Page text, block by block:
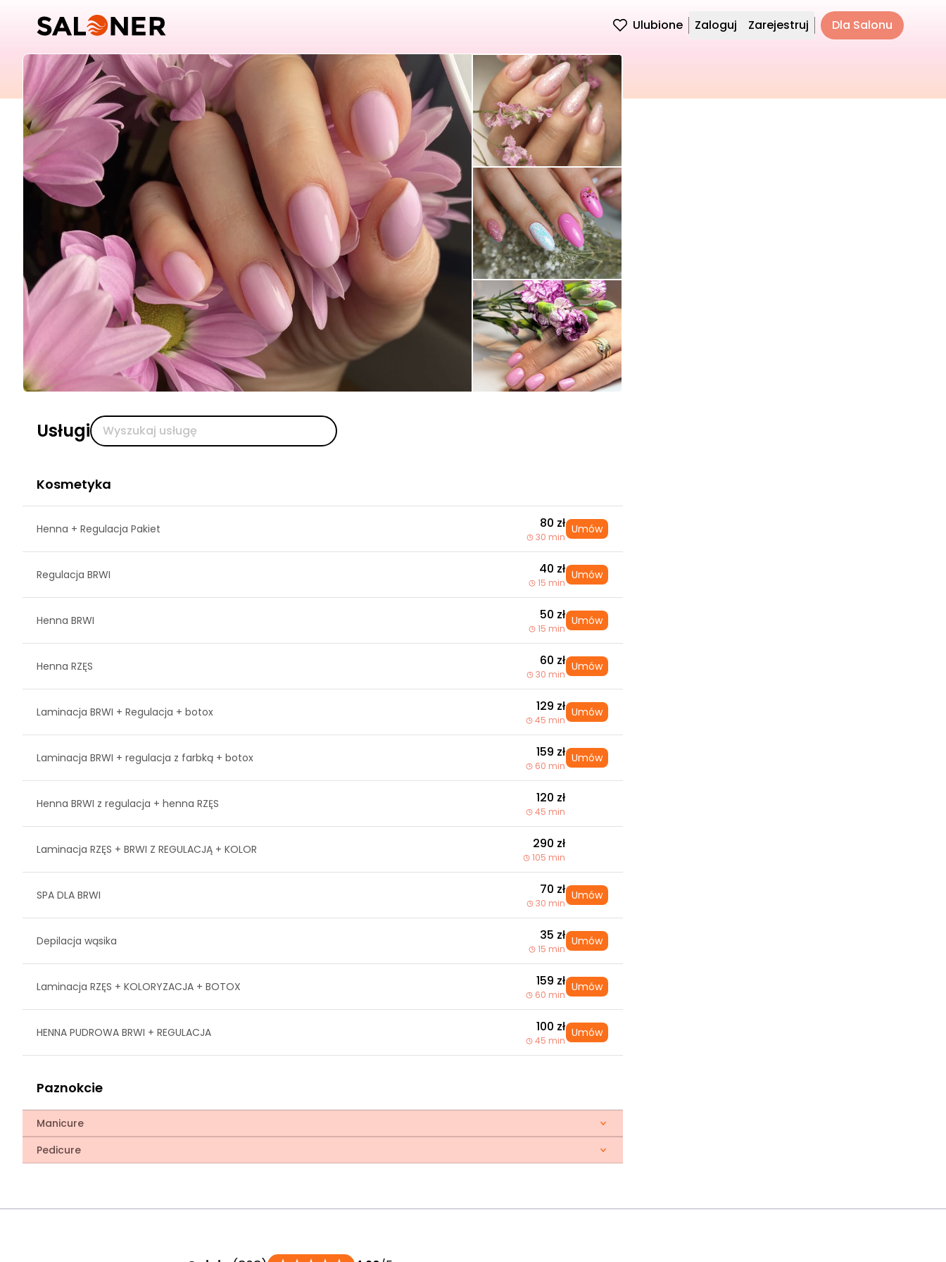
Ulubione Zaloguj Zarejestruj Dla Salonu
Usługi
Kosmetyka
Henna + Regulacja Pakiet 80 zł
30 min
Umów
Regulacja BRWI 40 zł
15 min
Umów
Henna BRWI 50 zł
15 min
Umów
Henna RZĘS 60 zł
30 min
Umów
Laminacja BRWI + Regulacja + botox 129 zł
45 min
Umów
Laminacja BRWI + regulacja z farbką + botox 159 zł
60 min
Umów
Henna BRWI z regulacja + henna RZĘS 120 zł
45 min
Laminacja RZĘS + BRWI Z REGULACJĄ + KOLOR 290 zł
105 min
SPA DLA BRWI 70 zł
30 min
Umów
Depilacja wąsika 35 zł
15 min
Umów
Laminacja RZĘS + KOLORYZACJA + BOTOX 159 zł
60 min
Umów
HENNA PUDROWA BRWI + REGULACJA 100 zł
45 min
Umów
Paznokcie
Manicure
Pedicure